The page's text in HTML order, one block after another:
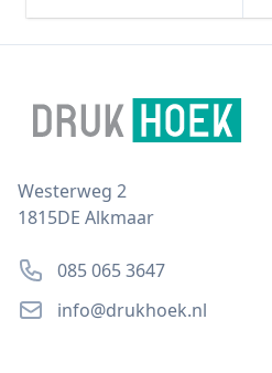
Postal address
Westerweg 2
1815DE Alkmaar
Phone number
085 065 3647
Emailinfo@drukhoek.nl